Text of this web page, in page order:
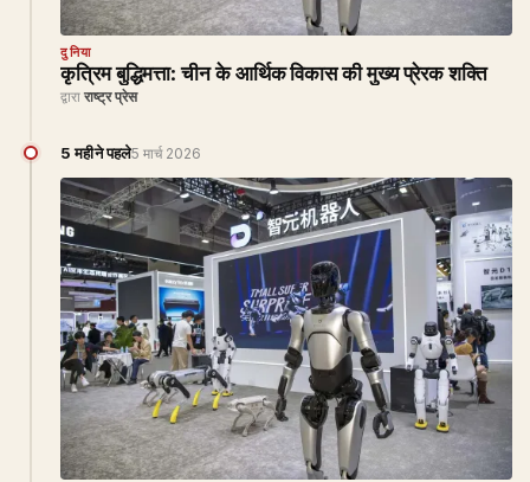
दुनिया
कृत्रिम बुद्धिमत्ता: चीन के आर्थिक विकास की मुख्य प्रेरक शक्ति
द्वारा राष्ट्र प्रेस
5 महीने पहले5 मार्च 2026